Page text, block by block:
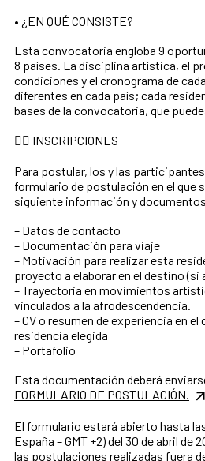
• ¿EN QUÉ CONSISTE?
Esta convocatoria engloba 9
8 países. La disciplina artística, el
condiciones y el cronograma de
diferentes en cada país; cada
bases de la convocatoria, que
✍🏿 INSCRIPCIONES
Para postular, los y las
formulario de postulación en el que
siguiente información y
– Datos de contacto
– Documentación para viaje
– Motivación para realizar esta
proyecto a elaborar en el destino (si
– Trayectoria en movimientos
vinculados a la afrodescendencia.
– CV o resumen de experiencia en
residencia elegida
– Portafolio
Esta documentación deberá
FORMULARIO DE POSTULACIÓN.
El formulario estará abierto hasta
España – GMT +2) del 30 de abril de
las postulaciones realizadas fuera